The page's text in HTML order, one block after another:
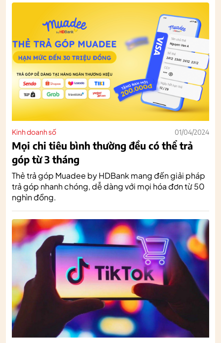
Kinh doanh số 01/04/2024
Mọi chi tiêu bình thường đều có thể trả
góp từ 3 tháng
Thẻ trả góp Muadee by HDBank mang đến giải pháp
trả góp nhanh chóng, dễ dàng với mọi hóa đơn từ 50
nghìn đồng.